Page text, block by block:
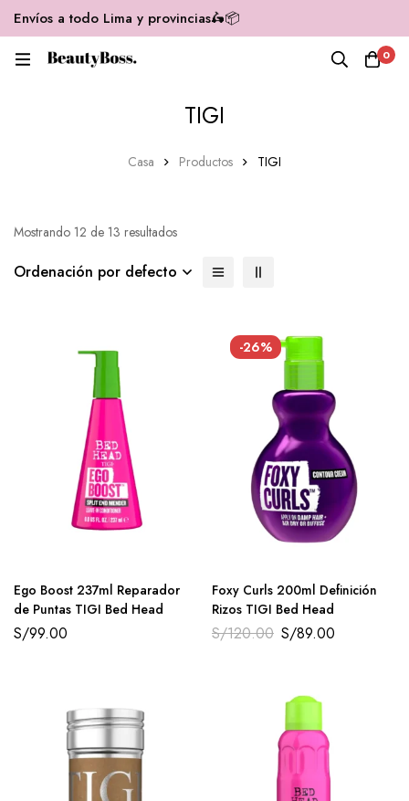
Envíos a todo Lima y provincias🛵📦
0
TIGI
Casa Productos TIGI
Mostrando 12 de 13 resultados
Ordenación por defecto
Ego Boost 237ml Reparador
de Puntas TIGI Bed Head
S/99.00
-26%
Foxy Curls 200ml Definición
Rizos TIGI Bed Head
S/120.00 S/89.00